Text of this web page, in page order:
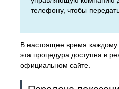
телефону, чтобы
В настоящее время каждому
эта процедура доступна в
официальном сайте.